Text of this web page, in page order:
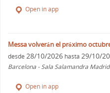
Open in app
Messa volverán el próximo
desde 28/10/2026 hasta 29/10/
Barcelona - Sala Salamandra
Open in app